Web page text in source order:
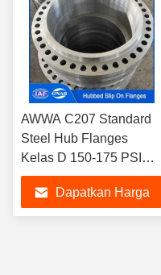
AWWA C207 Standard
Steel Hub Flanges
Kelas D 150-175 PSI
Untuk Layanan Perairan
Dapatkan Harga